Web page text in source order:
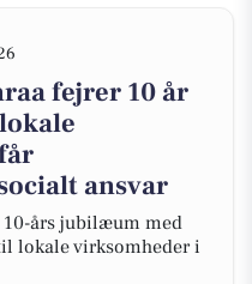
fejrer 10 år
ansvar
10-års jubilæum med
lokale virksomheder i